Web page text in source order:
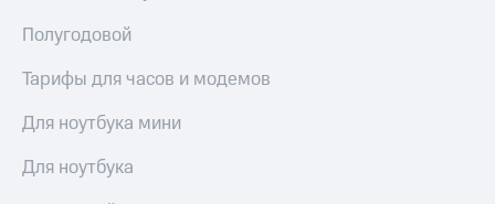
Регистратор
Контакты
деловая этика
Полугодовой
Тарифы для часов и модемов
Для ноутбука мини
Для ноутбука